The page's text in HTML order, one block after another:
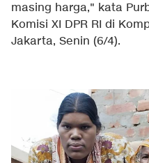
masing harga," kata
Komisi XI DPR RI di
Jakarta, Senin (6/4).